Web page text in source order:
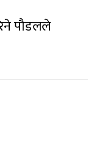
पौडलले